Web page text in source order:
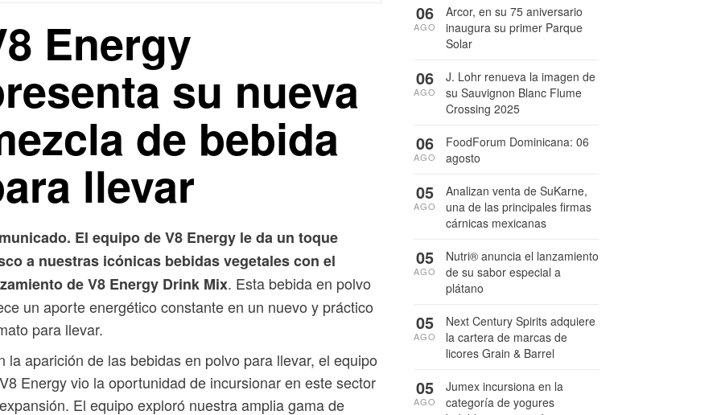
Energy
su nueva
de bebida
llevar
El equipo de V8 Energy le da un toque
a nuestras icónicas bebidas vegetales con el
de V8 Energy Drink Mix. Esta bebida en polvo
un aporte energético constante en un nuevo y práctico
para llevar.
la aparición de las bebidas en polvo para llevar, el equipo
Energy vio la oportunidad de incursionar en este sector
El equipo exploró nuestra amplia gama de
Arcor, en su 75 aniversario
inaugura su primer Parque
Solar
06
AGO
J. Lohr renueva la imagen de
su Sauvignon Blanc Flume
Crossing 2025
06
AGO
FoodForum Dominicana: 06
agosto
06
AGO
Analizan venta de SuKarne,
una de las principales firmas
cárnicas mexicanas
05
AGO
Nutri® anuncia el lanzamiento
de su sabor especial a
plátano
05
AGO
Next Century Spirits adquiere
la cartera de marcas de
licores Grain & Barrel
05
AGO
Jumex incursiona en la
categoría de yogures
05
AGO